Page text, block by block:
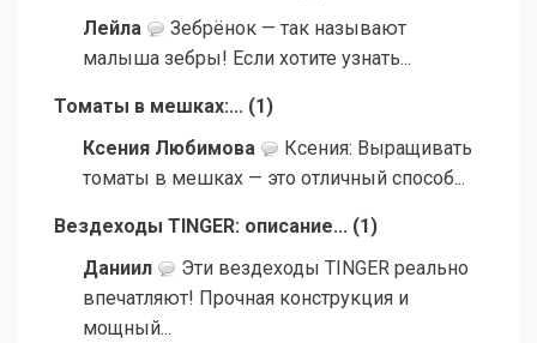
Лейла
Зебрёнок — так называют
малыша зебры! Если хотите узнать...
Томаты в мешках:... (1 )
Ксения Любимова
Ксения: Выращивать
томаты в мешках — это отличный способ...
Вездеходы TINGER: описание... (1 )
Даниил
Эти вездеходы TINGER реально
впечатляют! Прочная конструкция и
мощный...